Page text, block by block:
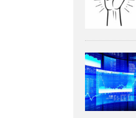
グ
記
事
を
表
示
グ
記
事
を
表